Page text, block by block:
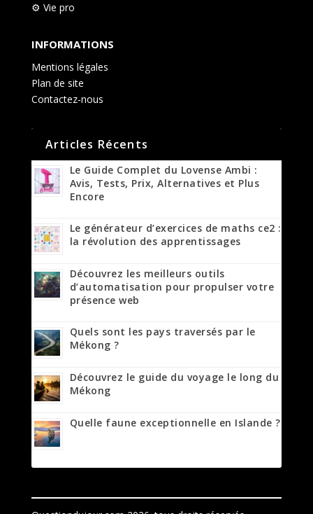
⚙️ Vie pro
INFORMATIONS
Mentions légales
Plan de site
Contactez-nous
Articles Récents
Le Guide Complet du Lovense Ambi :
Avis, Tests, Prix, Alternatives et Plus
Encore
Le générateur d’exercices de maths ce2 :
la révolution des apprentissages
Découvrez les meilleurs outils
d’automatisation pour propulser votre
présence web
Quels sont les pays traversés par le
Mékong ?
Découvrez le guide du voyage le long du
Mékong
Quelle faune exceptionnelle en Islande ?